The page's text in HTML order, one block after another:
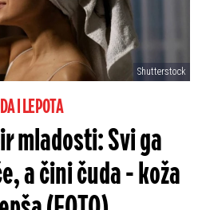
Shutterstock
I LEPOTA
mladosti: Svi ga
a čini čuda - koža